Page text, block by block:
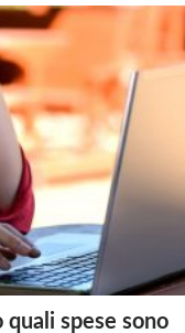
quali spese sono